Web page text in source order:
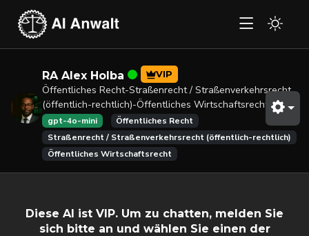
RA Alex Holba VIP
Öffentliches Recht-Straßenrecht / Straßenverkehrsrecht
(öffentlich-rechtlich)-Öffentliches Wirtschaftsrecht
gpt-4o-mini
Öffentliches Recht
Straßenrecht / Straßenverkehrsrecht (öffentlich-rechtlich)
Öffentliches Wirtschaftsrecht
Diese AI ist VIP. Um zu chatten, melden Sie
sich bitte an und wählen Sie einen der